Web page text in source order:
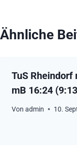
Ähnliche
TuS Rheindorf
mB 16:24
Von admin 10.